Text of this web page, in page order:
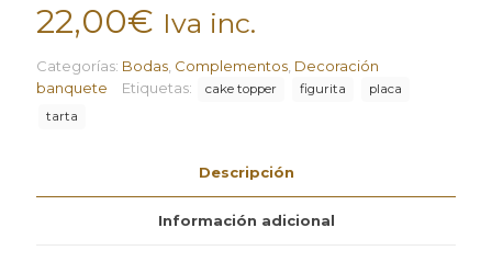
22,00€ Iva inc.
Categorías: Bodas Complementos Decoración
banquete
Etiquetas: cake topper figurita
placa
tarta
Descripción
Información adicional